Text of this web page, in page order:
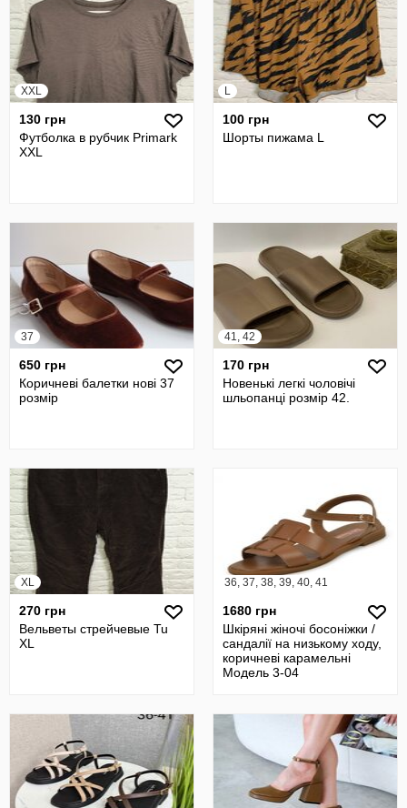
XXL
130 грн
Футболка в рубчик Primark
XXL
L
100 грн
Шорты пижама L
37
650 грн
Коричневі балетки нові 37
розмір
41, 42
170 грн
Новенькі легкі чоловічі
шльопанці розмір 42.
XL
270 грн
Вельветы стрейчевые Tu
XL
36, 37, 38, 39, 40, 41
1680 грн
Шкіряні жіночі босоніжки /
сандалії на низькому ходу,
коричневі карамельні
Модель 3-04